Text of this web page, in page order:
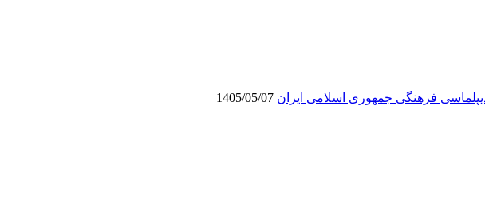
فرهنگی جمهوری اسلامی ایران